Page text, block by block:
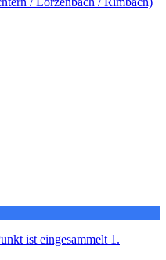
ist eingesammelt 1.